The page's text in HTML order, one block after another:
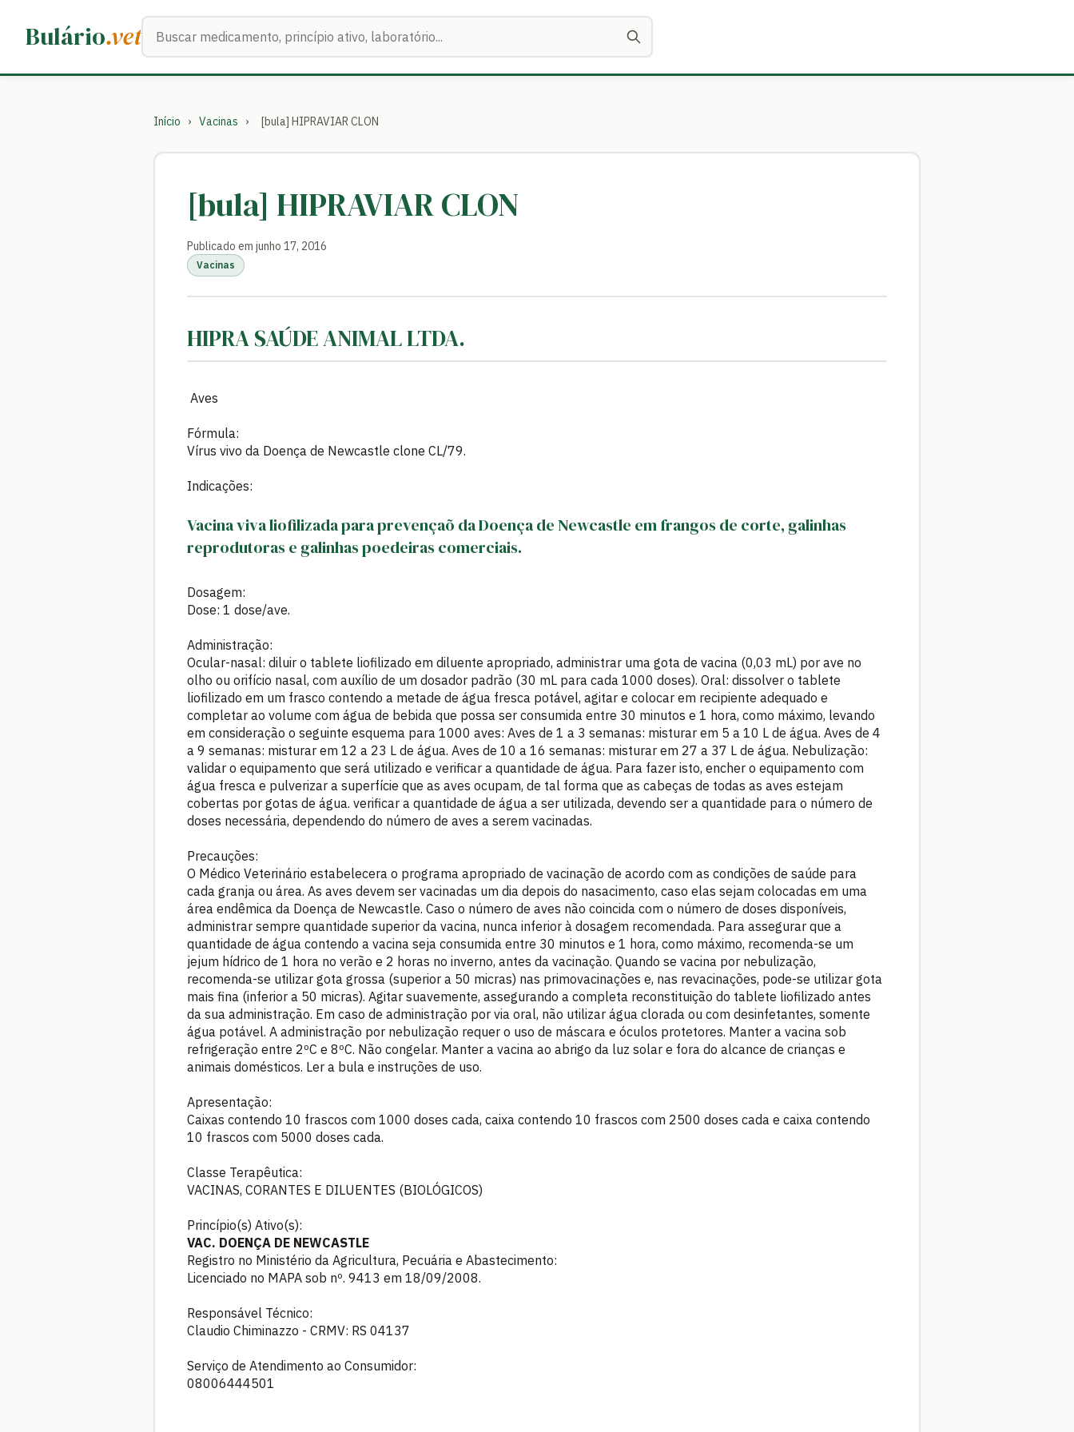
Bulário.vetBuscar medicamentos
Início › Vacinas › [bula] HIPRAVIAR CLON
[bula] HIPRAVIAR CLON
Publicado em junho 17, 2016
Vacinas
HIPRA SAÚDE ANIMAL LTDA.
Aves
Fórmula:
Vírus vivo da Doença de Newcastle clone CL/79.
Indicações:
Vacina viva liofilizada para prevençaõ da Doença de Newcastle em frangos de corte, galinhas
reprodutoras e galinhas poedeiras comerciais.
Dosagem:
Dose: 1 dose/ave.
Administração:
Ocular-nasal: diluir o tablete liofilizado em diluente apropriado, administrar uma gota de vacina (0,03 mL) por ave no
olho ou orifício nasal, com auxílio de um dosador padrão (30 mL para cada 1000 doses). Oral: dissolver o tablete
liofilizado em um frasco contendo a metade de água fresca potável, agitar e colocar em recipiente adequado e
completar ao volume com água de bebida que possa ser consumida entre 30 minutos e 1 hora, como máximo, levando
em consideração o seguinte esquema para 1000 aves: Aves de 1 a 3 semanas: misturar em 5 a 10 L de água. Aves de 4
a 9 semanas: misturar em 12 a 23 L de água. Aves de 10 a 16 semanas: misturar em 27 a 37 L de água. Nebulização:
validar o equipamento que será utilizado e verificar a quantidade de água. Para fazer isto, encher o equipamento com
água fresca e pulverizar a superfície que as aves ocupam, de tal forma que as cabeças de todas as aves estejam
cobertas por gotas de água. verificar a quantidade de água a ser utilizada, devendo ser a quantidade para o número de
doses necessária, dependendo do número de aves a serem vacinadas.
Precauções:
O Médico Veterinário estabelecera o programa apropriado de vacinação de acordo com as condições de saúde para
cada granja ou área. As aves devem ser vacinadas um dia depois do nasacimento, caso elas sejam colocadas em uma
área endêmica da Doença de Newcastle. Caso o número de aves não coincida com o número de doses disponíveis,
administrar sempre quantidade superior da vacina, nunca inferior à dosagem recomendada. Para assegurar que a
quantidade de água contendo a vacina seja consumida entre 30 minutos e 1 hora, como máximo, recomenda-se um
jejum hídrico de 1 hora no verão e 2 horas no inverno, antes da vacinação. Quando se vacina por nebulização,
recomenda-se utilizar gota grossa (superior a 50 micras) nas primovacinações e, nas revacinações, pode-se utilizar gota
mais fina (inferior a 50 micras). Agitar suavemente, assegurando a completa reconstituição do tablete liofilizado antes
da sua administração. Em caso de administração por via oral, não utilizar água clorada ou com desinfetantes, somente
água potável. A administração por nebulização requer o uso de máscara e óculos protetores. Manter a vacina sob
refrigeração entre 2ºC e 8ºC. Não congelar. Manter a vacina ao abrigo da luz solar e fora do alcance de crianças e
animais domésticos. Ler a bula e instruções de uso.
Apresentação:
Caixas contendo 10 frascos com 1000 doses cada, caixa contendo 10 frascos com 2500 doses cada e caixa contendo
10 frascos com 5000 doses cada.
Classe Terapêutica:
VACINAS, CORANTES E DILUENTES (BIOLÓGICOS)
Princípio(s) Ativo(s):
VAC. DOENÇA DE NEWCASTLE
Registro no Ministério da Agricultura, Pecuária e Abastecimento:
Licenciado no MAPA sob nº. 9413 em 18/09/2008.
Responsável Técnico:
Claudio Chiminazzo - CRMV: RS 04137
Serviço de Atendimento ao Consumidor:
08006444501